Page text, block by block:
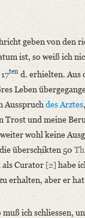
- Staats- und
Adresse
geben von
geben von den
ist, so weiß ich
ten d. erhielten. Aus
Leben
Ausspruch des Arztes
und meine
wohl keine
überschikten 50
als Curator [2] habe
erhalten, aber er
ich schliessen,